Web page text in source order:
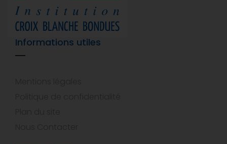
Informations utiles